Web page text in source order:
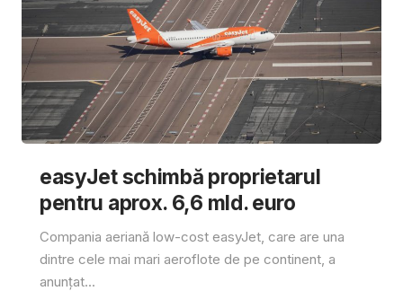
easyJet schimbă proprietarul
pentru aprox. 6,6 mld. euro
Compania aeriană low-cost easyJet, care are una
dintre cele mai mari aeroflote de pe continent, a
anunțat...